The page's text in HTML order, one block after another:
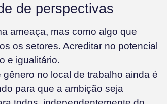
de perspectivas
ameaça, mas como algo que
os setores. Acreditar no potencial
e igualitário.
no local de trabalho ainda é
para que a ambição seja